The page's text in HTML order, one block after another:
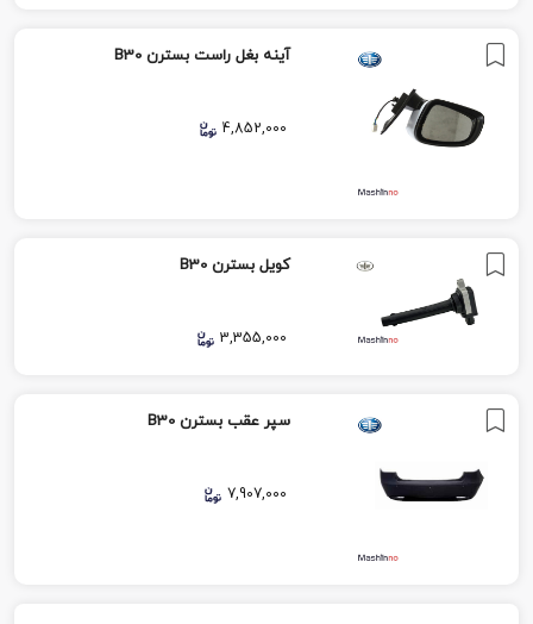
آینه بغل راست بسترن B30
4,852,000
کویل بسترن B30
3,355,000
سپر عقب بسترن B30
7,907,000